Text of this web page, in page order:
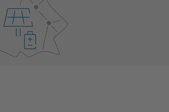
Innovative Netztechnologien
Umwelt- und Naturschutz